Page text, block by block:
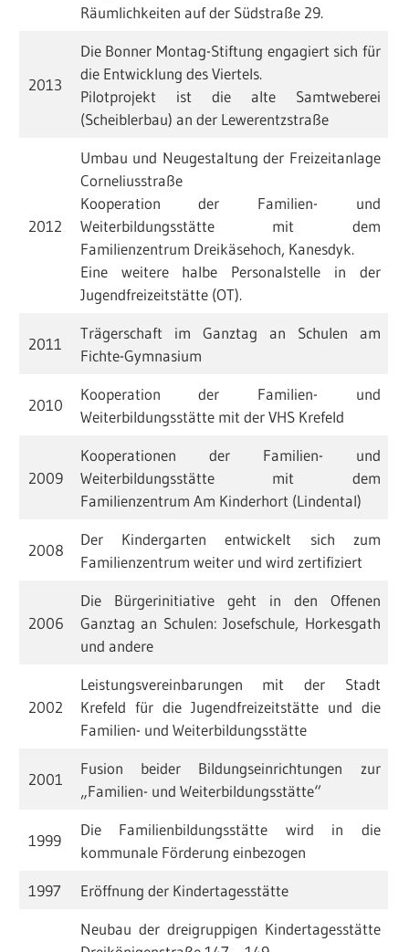
Räumlichkeiten auf der Südstraße 29.
2013
Die Bonner Montag-Stiftung engagiert sich für
die Entwicklung des Viertels.
Pilotprojekt ist die alte Samtweberei
(Scheiblerbau) an der Lewerentzstraße
2012
Umbau und Neugestaltung der Freizeitanlage
Corneliusstraße
Kooperation der Familien- und
Weiterbildungsstätte mit dem
Familienzentrum Dreikäsehoch, Kanesdyk.
Eine weitere halbe Personalstelle in der
Jugendfreizeitstätte (OT).
2011
Trägerschaft im Ganztag an Schulen am
Fichte-Gymnasium
2010
Kooperation der Familien- und
Weiterbildungsstätte mit der VHS Krefeld
2009
Kooperationen der Familien- und
Weiterbildungsstätte mit dem
Familienzentrum Am Kinderhort (Lindental)
2008
Der Kindergarten entwickelt sich zum
Familienzentrum weiter und wird zertifiziert
2006
Die Bürgerinitiative geht in den Offenen
Ganztag an Schulen: Josefschule, Horkesgath
und andere
2002
Leistungsvereinbarungen mit der Stadt
Krefeld für die Jugendfreizeitstätte und die
Familien- und Weiterbildungsstätte
2001
Fusion beider Bildungseinrichtungen zur
„Familien- und Weiterbildungsstätte“
1999
Die Familienbildungsstätte wird in die
kommunale Förderung einbezogen
1997
Eröffnung der Kindertagesstätte
Neubau der dreigruppigen Kindertagesstätte